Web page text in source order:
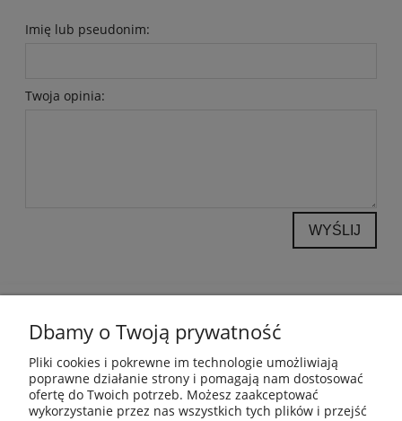
Imię lub pseudonim:
Twoja opinia:
WYŚLIJ
INFORMACJE
PŁATNOŚCI I DOSTAWA
Dbamy o Twoją prywatność
Pliki cookies i pokrewne im technologie umożliwiają
poprawne działanie strony i pomagają nam dostosować
ofertę do Twoich potrzeb. Możesz zaakceptować
wykorzystanie przez nas wszystkich tych plików i przejść